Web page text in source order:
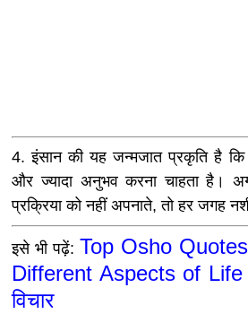
4. इंसान की यह जन्‍मजात प्रकृति है
और ज्यादा अनुभव करना चाहता है।
प्रक्रिया को नहीं अपनाते, तो हर जगह
इसे भी पढ़ें: Top Osho
Different Aspects of
विचार